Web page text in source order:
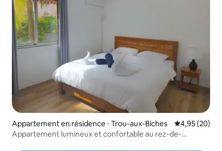
Appartement en résidence ⋅ Trou-aux-Biches Évaluation
4,95 (20)
Appartement lumineux et confortable au rez-de-